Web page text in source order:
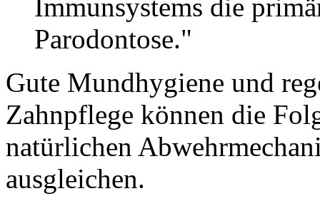
Immunsystems die
Parodontose."
Gute Mundhygiene und
Zahnpflege können die
natürlichen
ausgleichen.